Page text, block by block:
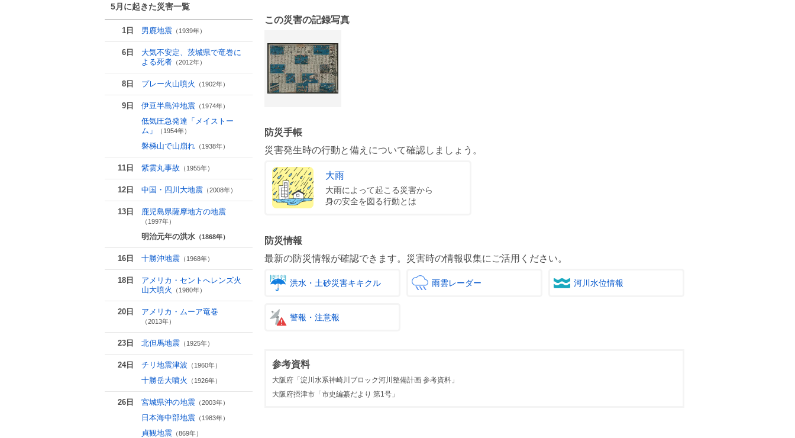
この災害の記録写真
防災手帳
災害発生時の行動と備えについて確認しましょう。
大雨
大雨によって起こる災害から
身の安全を図る行動とは
防災情報
最新の防災情報が確認できます。災害時の情報収集にご活用ください。
洪水・土砂災害キキクル 雨雲レーダー 河川水位情報
警報・注意報
参考資料
大阪府「淀川水系神崎川ブロック河川整備計画 参考資料」
大阪府摂津市「市史編纂だより 第1号」
5月に起きた災害一覧
1日 男鹿地震 （1939年）
6日
大気不安定、茨城県で竜巻に
よる死者 （2012年）
8日 プレー火山噴火 （1902年）
9日 伊豆半島沖地震 （1974年）
低気圧急発達「メイストー
ム」
（1954年）
磐梯山で山崩れ （1938年）
11日 紫雲丸事故 （1955年）
12日 中国・四川大地震 （2008年）
13日 鹿児島県薩摩地方の地震
（1997年）
明治元年の洪水 （1868年）
16日 十勝沖地震 （1968年）
18日
アメリカ・セントへレンズ火
山大噴火
（1980年）
20日 アメリカ・ムーア竜巻
（2013年）
23日 北但馬地震 （1925年）
24日 チリ地震津波 （1960年）
十勝岳大噴火 （1926年）
26日 宮城県沖の地震 （2003年）
日本海中部地震 （1983年）
貞観地震 （869年）